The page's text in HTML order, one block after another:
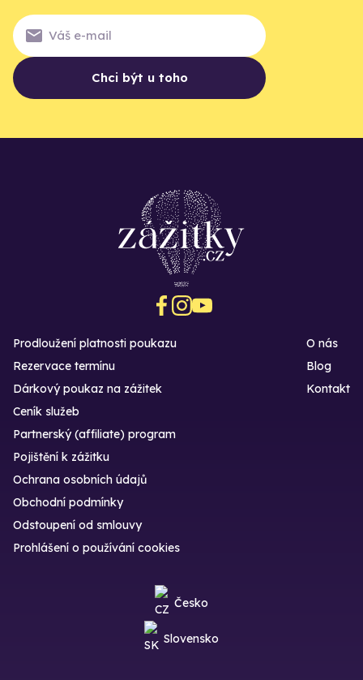
Chci být u toho
Prodloužení platnosti poukazu
Rezervace termínu
Dárkový poukaz na zážitek
O nás
Blog
Kontakt
Ceník služeb
Partnerský (affiliate) program
Pojištění k zážitku
Ochrana osobních údajů
Obchodní podmínky
Odstoupení od smlouvy
Prohlášení o používání cookies
Česko
Slovensko